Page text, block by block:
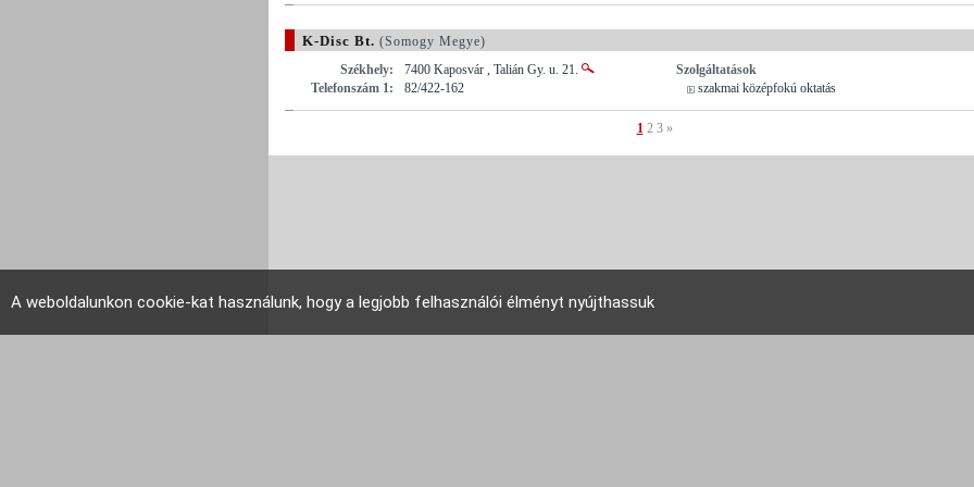
K-Disc Bt. (Somogy Megye)
Székhely:
7400 Kaposvár , Talián Gy. u. 21.
Telefonszám 1:
82/422-162
Szolgáltatások
szakmai középfokú oktatás
1 2 3 »
A weboldalunkon cookie-kat használunk, hogy a legjobb felhasználói élményt nyújthassuk